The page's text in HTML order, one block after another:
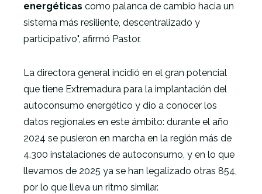
energéticas como palanca de cambio hacia un
sistema más resiliente, descentralizado y
participativo", afirmó Pastor.
La directora general incidió en el gran potencial
que tiene Extremadura para la implantación del
autoconsumo energético y dio a conocer los
datos regionales en este ámbito: durante el año
2024 se pusieron en marcha en la región más de
4.300 instalaciones de autoconsumo, y en lo que
llevamos de 2025 ya se han legalizado otras 854,
por lo que lleva un ritmo similar.